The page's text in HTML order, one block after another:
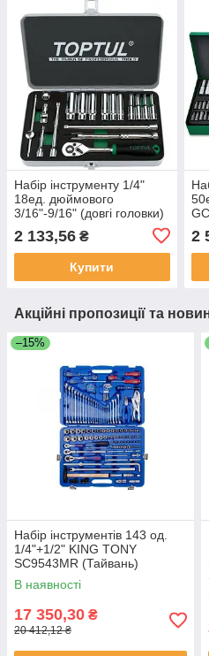
Набір інструменту 1/4"
18ед. дюймового
3/16"-9/16" (довгі головки)
(Тайвань)
2 133,56 ₴
Купити
2
Акційні пропозиції та
–15%
Набір інструментів 143 од.
1/4"+1/2" KING TONY
SC9543MR (Тайвань)
В наявності
17 350,30 ₴
20 412,12 ₴